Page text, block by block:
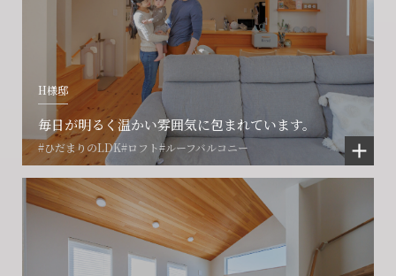
H様邸
毎日が明るく温かい雰囲気に包まれています。
#ひだまりのLDK#ロフト#ルーフバルコニー